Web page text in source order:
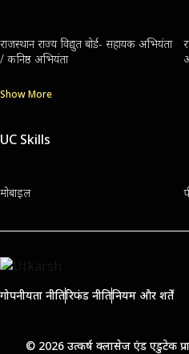
राजस्थान राज्य विद्युत बोर्ड- सहायक अभियंता
/ कनिष्ठ अभियंता
Show More
UC Skills
मोबाइल
गोपनीयता नीतिरिफंड नीतिनियम और शर्तें
© 2026 उत्कर्ष क्लासेज एंड एडुटेक